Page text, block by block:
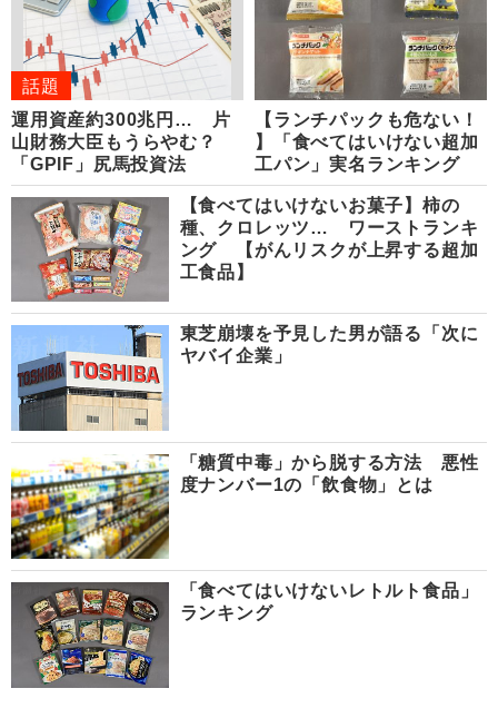
話題
運用資産約300兆円… 片
山財務大臣もうらやむ？
「GPIF」尻馬投資法
【ランチパックも危ない！
】「食べてはいけない超加
工パン」実名ランキング
【食べてはいけないお菓子】柿の
種、クロレッツ… ワーストランキ
ング 【がんリスクが上昇する超加
工食品】
東芝崩壊を予見した男が語る「次に
ヤバイ企業」
「糖質中毒」から脱する方法 悪性
度ナンバー1の「飲食物」とは
「食べてはいけないレトルト食品」
ランキング